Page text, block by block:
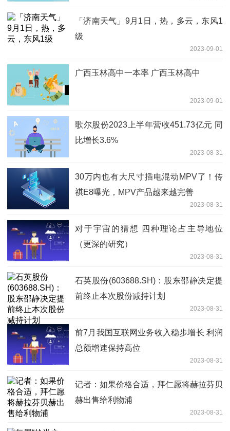
「济南天气」9月1日，热，多云，东风1
级
2023-09-01
广西玉林高中一本率 广西玉林高中
2023-09-01
歌尔股份2023上半年营收451.73亿元 同
比增长3.6%
2023-08-31
30万内也有大尺寸插电混动MPV了！传
祺E8曝光，MPV产品越来越完善
2023-08-31
对于宇宙的猜想 四种理论占主导地位
（更深的研究）
2023-08-31
石英股份(603688.SH)：股东邵静决定提
前终止本次股份减持计划
2023-08-31
前7月我国互联网业务收入稳步增长 利润
总额增速保持高位
2023-08-31
记者：如果价格合适，拜仁愿将赫拉芬贝
赫出售给利物浦
2023-08-31